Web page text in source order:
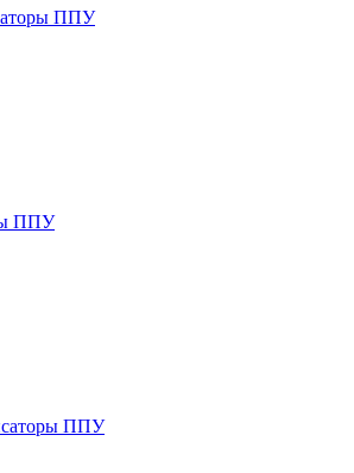
ППУ
ППУ
ППУ